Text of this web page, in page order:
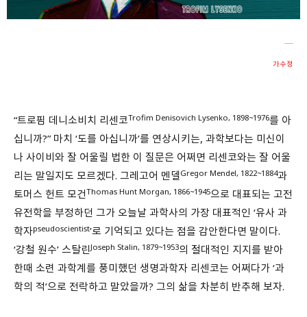
가수정
“트로핌 데니소비치 리센코Trofim Denisovich Lysenko, 1898~1976를 아
십니까?” 마치 ‘도를 아십니까’를 연상시키는, 과학보다는 미신이
나 사이비와 잘 어울릴 법한 이 질문은 어쩌면 리센코와는 잘 어울
리는 말일지도 모르겠다. 그레고어 멘델Gregor Mendel, 1822~1884과
토머스 헌트 모건Thomas Hunt Morgan, 1866~1945으로 대표되는 고전
유전학을 부정하던 그가 오늘날 과학사의 가장 대표적인 ‘유사 과
학자pseudoscientist’로 기억되고 있다는 점을 감안한다면 말이다.
‘강철 원수’ 스탈린Joseph Stalin, 1879~1953의 절대적인 지지를 받아
한때 소련 과학계를 풍미했던 생명과학자 리센코는 어쩌다가 ‘과
학의 적’으로 전락하고 말았을까? 그의 삶을 차분히 반추해 보자.
회원가입 약관 동의 상세보기
취소 다음